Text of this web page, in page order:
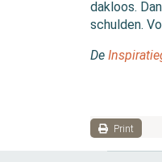
dakloos.
schulden.
De
Print